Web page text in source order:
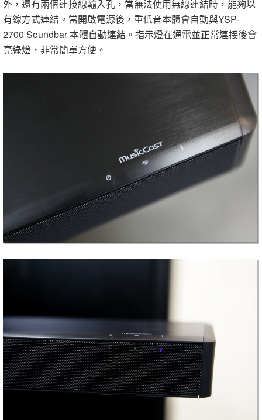
外，還有兩個連接線輸入孔，當無法使用無線連結時，能夠以
有線方式連結。當開啟電源後，重低音本體會自動與YSP-
2700 Soundbar 本體自動連結。指示燈在通電並正常連接後會
亮綠燈，非常簡單方便。